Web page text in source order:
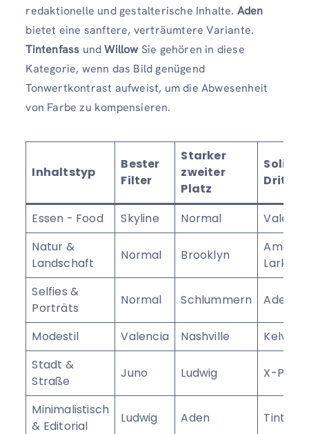
redaktionelle und gestalterische Inhalte. Aden
bietet eine sanftere, verträumtere Variante.
Tintenfass undWillow Sie gehören in diese
Kategorie, wenn das Bild genügend
Tonwertkontrast aufweist, um die Abwesenheit
von Farbe zu kompensieren.
Inhaltstyp
Bester
Filter
Starker
zweiter
Platz
Solides
Drittel
Essen - Food Skyline Normal
Natur &
Landschaft
Normal Brooklyn
Amaro
Lark
Selfies &
Porträts
Normal Schlummern Aden
Modestil Valencia Nashville
Kelvin
Stadt &
Straße
Juno Ludwig X-Pro II
Minimalistisch
& Editorial
Ludwig Aden